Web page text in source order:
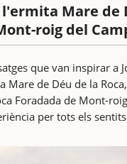
Mare de
roig del
que van inspirar a
Mare de Déu de la
Foradada de Mont-
per tots els sentits